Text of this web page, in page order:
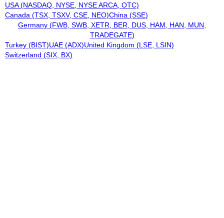
USA (NASDAQ, NYSE, NYSE ARCA, OTC)
Canada (TSX, TSXV, CSE, NEO)China (SSE)
Germany (FWB, SWB, XETR, BER, DUS, HAM, HAN, MUN,
TRADEGATE)
Turkey (BIST)UAE (ADX)United Kingdom (LSE, LSIN)
Switzerland (SIX, BX)